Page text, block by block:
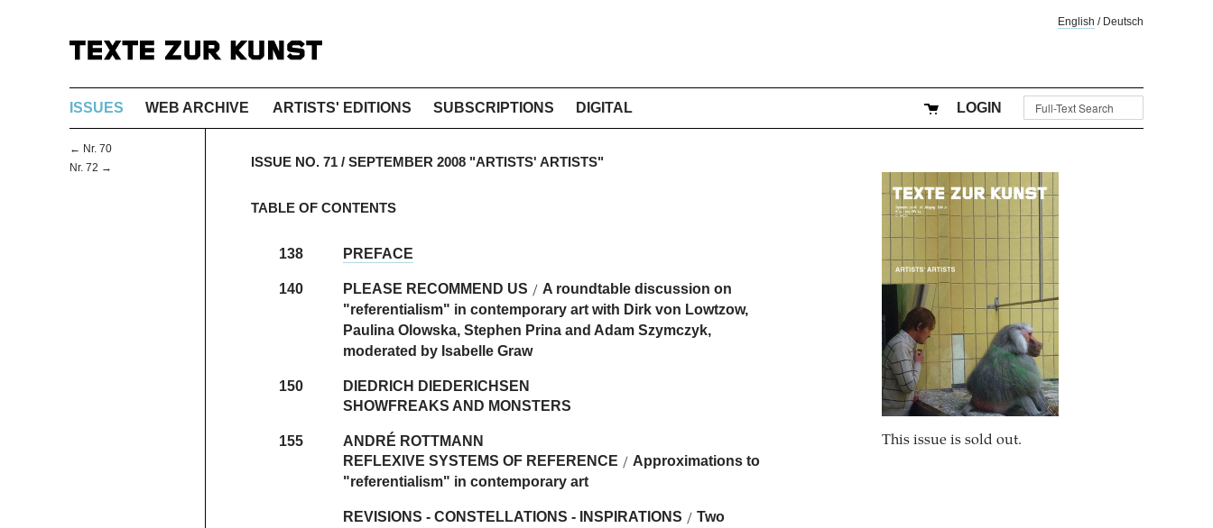
English / Deutsch
ISSUES WEB ARCHIVE ARTISTS' EDITIONS SUBSCRIPTIONS DIGITAL LOGIN
← Nr. 70
Nr. 72 →
ISSUE NO. 71 / SEPTEMBER 2008 "ARTISTS' ARTISTS"
TABLE OF CONTENTS
138 PREFACE
140 PLEASE RECOMMEND US / A roundtable discussion on
"referentialism" in contemporary art with Dirk von Lowtzow,
Paulina Olowska, Stephen Prina and Adam Szymczyk,
moderated by Isabelle Graw
150
DIEDRICH DIEDERICHSEN
SHOWFREAKS AND MONSTERS
155
ANDRÉ ROTTMANN
REFLEXIVE SYSTEMS OF REFERENCE / Approximations to
"referentialism" in contemporary art
REVISIONS - CONSTELLATIONS - INSPIRATIONS / Two
This issue is sold out.